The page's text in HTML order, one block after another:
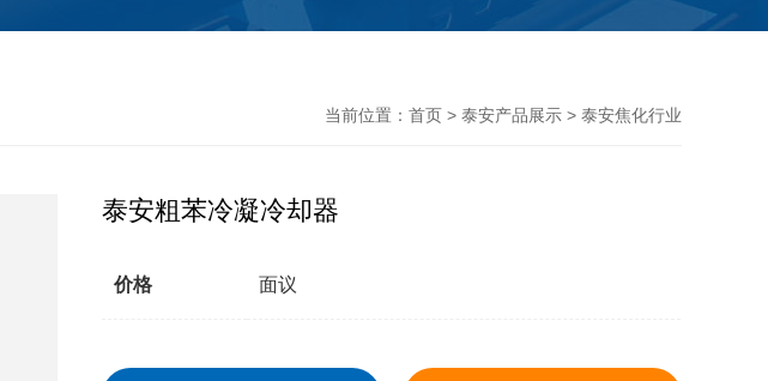
当前位置： 首页 > 泰安产品展示 > 泰安焦化行业
泰安粗苯冷凝冷却器
价格 面议